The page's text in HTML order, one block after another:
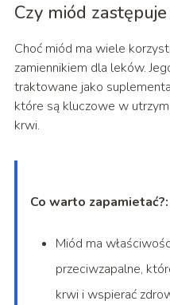
Czy miód
Choć miód ma wiele
zamiennikiem dla leków.
traktowane jako
które są kluczowe w
krwi.
Co warto zapamietać?:
Miód ma
przeciwzapalne,
krwi i wspierać